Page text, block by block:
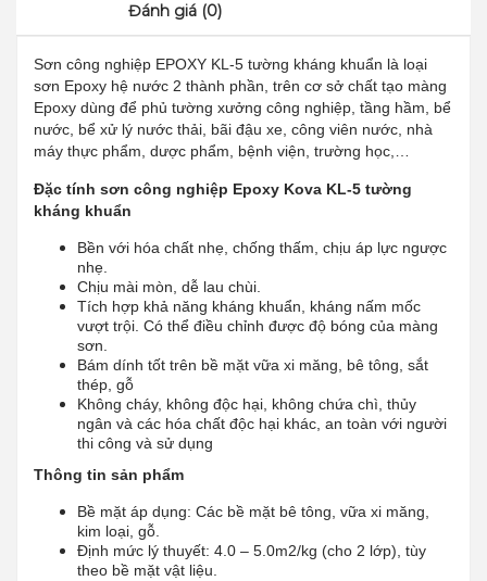
Đánh giá (0)
Sơn công nghiệp EPOXY KL-5 tường kháng khuẩn là loại
sơn Epoxy hệ nước 2 thành phần, trên cơ sở chất tạo màng
Epoxy dùng để phủ tường xưởng công nghiệp, tầng hầm, bể
nước, bể xử lý nước thải, bãi đậu xe, công viên nước, nhà
máy thực phẩm, dược phẩm, bệnh viện, trường học,…
Đặc tính sơn công nghiệp Epoxy Kova KL-5 tường
kháng khuẩn
Bền với hóa chất nhẹ, chống thấm, chịu áp lực ngược
nhẹ.
Chịu mài mòn, dễ lau chùi.
Tích hợp khả năng kháng khuẩn, kháng nấm mốc
vượt trội. Có thể điều chỉnh được độ bóng của màng
sơn.
Bám dính tốt trên bề mặt vữa xi măng, bê tông, sắt
thép, gỗ
Không cháy, không độc hại, không chứa chì, thủy
ngân và các hóa chất độc hại khác, an toàn với người
thi công và sử dụng
Thông tin sản phẩm
Bề mặt áp dụng: Các bề mặt bê tông, vữa xi măng,
kim loại, gỗ.
Định mức lý thuyết: 4.0 – 5.0m2/kg (cho 2 lớp), tùy
theo bề mặt vật liệu.